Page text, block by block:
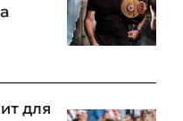
для